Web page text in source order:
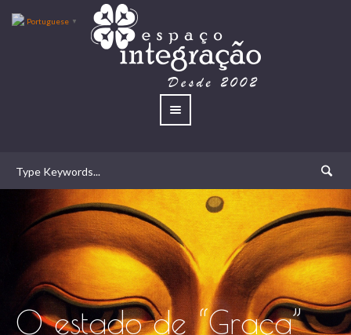
O estado de “Graça”
Portuguese ▼